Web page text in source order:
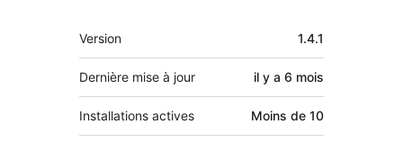
Méta
Version 1.4.1
Dernière mise à jour il y a 6 mois
Installations actives Moins de 10